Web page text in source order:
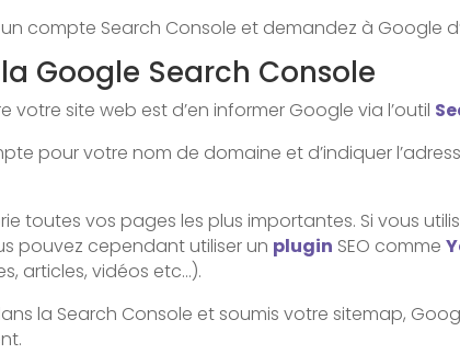
compte Search Console et demandez à Google
Google Search Console
site web est d’en informer Google via l’outil
pour votre nom de domaine et d’indiquer
toutes vos pages les plus importantes. Si vous
pouvez cependant utiliser un plugin SEO comme
articles, vidéos etc…).
la Search Console et soumis votre sitemap,